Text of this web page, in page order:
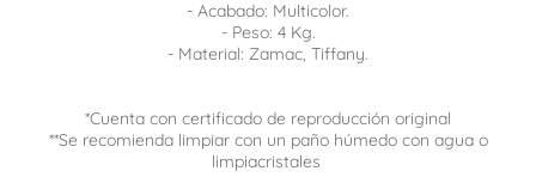
- Acabado: Multicolor.
- Peso: 4 Kg.
- Material: Zamac, Tiffany.
*Cuenta con certificado de reproducción original
**Se recomienda limpiar con un paño húmedo con agua o
limpiacristales